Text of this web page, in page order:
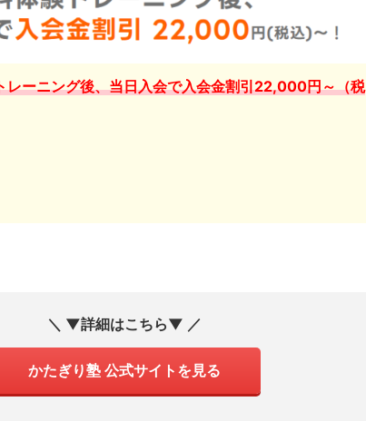
レーニング後、当日入会で入会金割引22,000円～（税
＼ ▼詳細はこちら▼ ／
かたぎり塾 公式サイトを見る